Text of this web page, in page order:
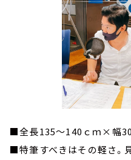
■全長135～140ｃｍ×幅
■特筆すべきはその軽さ。